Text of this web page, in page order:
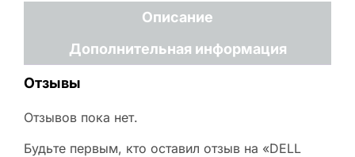
Описание
Дополнительная информация
Отзывы
Отзывов пока нет.
Будьте первым, кто оставил отзыв на «DELL